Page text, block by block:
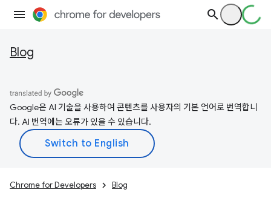
Blog
Google은 AI 기술을 사용하여 콘텐츠를 사용자의 기본 언어로 번역합니
다. AI 번역에는 오류가 있을 수 있습니다.
Chrome for Developers Blog